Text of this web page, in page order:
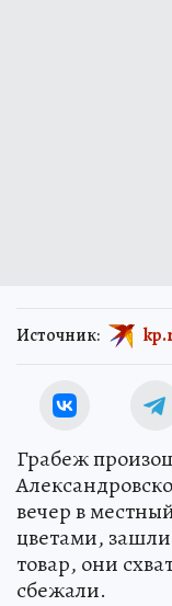
Источник:
Грабеж
вечер в
цветами,
товар, они
сбежали.